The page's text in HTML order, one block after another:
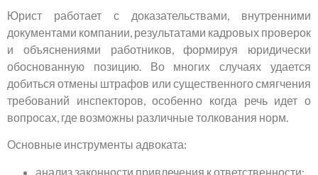
Юрист работает с доказательствами, внутренними
документами компании, результатами кадровых проверок
и объяснениями работников, формируя юридически
обоснованную позицию. Во многих случаях удается
добиться отмены штрафов или существенного смягчения
требований инспекторов, особенно когда речь идет о
вопросах, где возможны различные толкования норм.
Основные инструменты адвоката:
анализ законности привлечения к ответственности;